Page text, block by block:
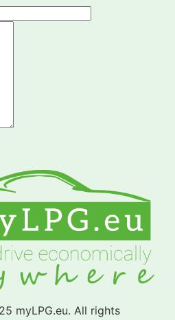
myLPG.eu. All rights